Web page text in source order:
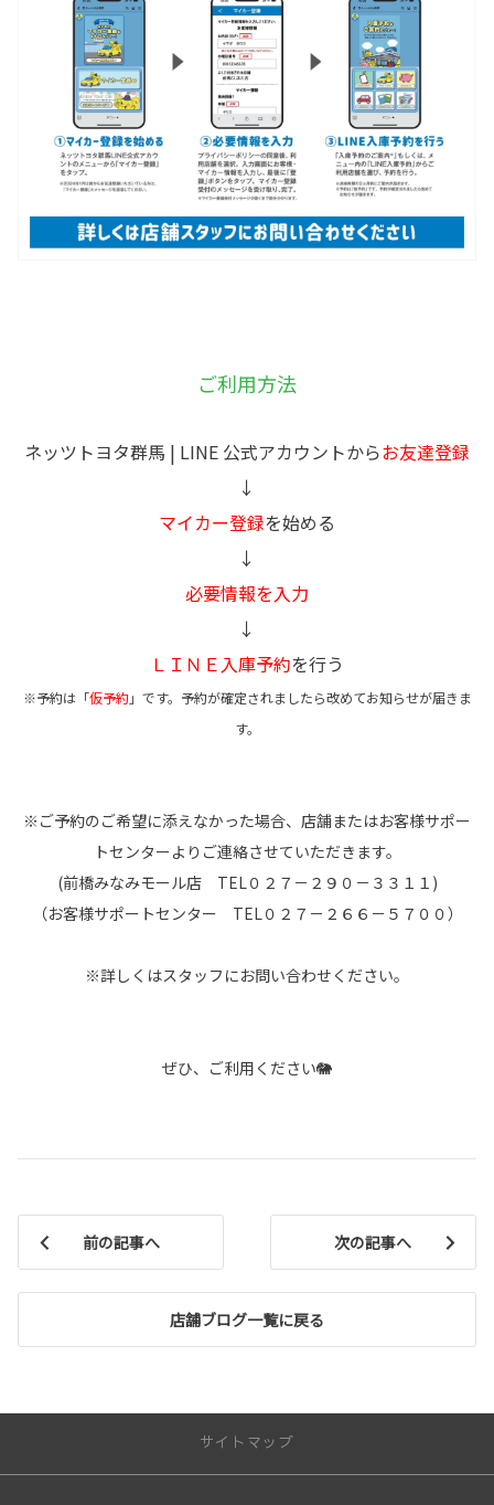
ご利用方法
ネッツトヨタ群馬 | LINE 公式アカウントからお友達登録
↓
マイカー登録を始める
↓
必要情報を入力
↓
ＬＩＮＥ入庫予約を行う
※予約は「仮予約」です。予約が確定されましたら改めてお知らせが届きま
す。
※ご予約のご希望に添えなかった場合、店舗またはお客様サポー
トセンターよりご連絡させていただきます。
(前橋みなみモール店 TEL０２７－２９０－３３１１)
（お客様サポートセンター TEL０２７－２６６－５７００）
※詳しくはスタッフにお問い合わせください。
ぜひ、ご利用ください🐘
前の記事へ
店舗ブログ一覧に戻る
次の記事へ
サイトマップ